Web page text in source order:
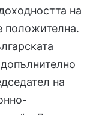
на
положителна.
на